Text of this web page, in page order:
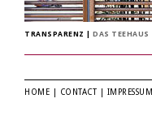
TRANSPARENZ DAS TEEHAUS
HOME CONTACT IMPRESSUM